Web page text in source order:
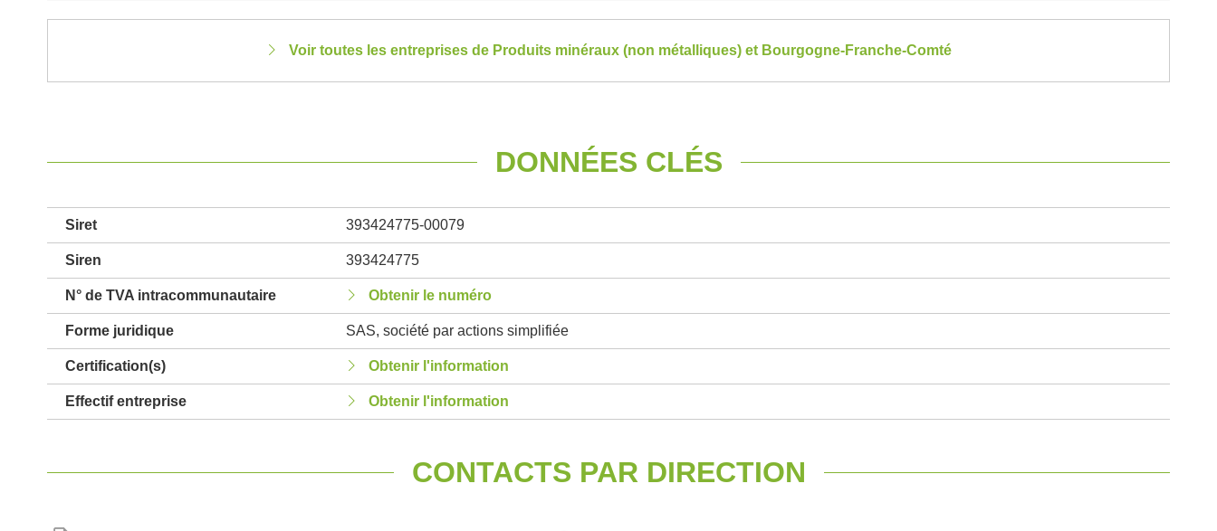
Voir toutes les entreprises de Produits minéraux (non métalliques) et Bourgogne-Franche-Comté
DONNÉES CLÉS
Siret 393424775-00079
Siren 393424775
N° de TVA intracommunautaire Obtenir le numéro
Forme juridique SAS, société par actions simplifiée
Certification(s) Obtenir l'information
Effectif entreprise Obtenir l'information
CONTACTS PAR DIRECTION